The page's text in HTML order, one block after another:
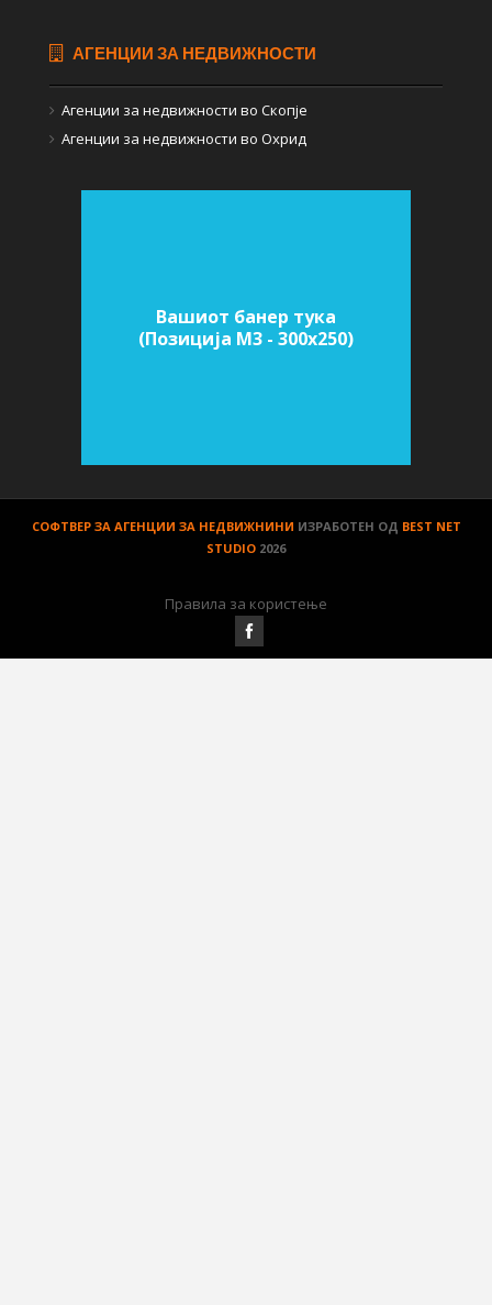
АГЕНЦИИ ЗА НЕДВИЖНОСТИ
Агенции за недвижности во Скопје
Агенции за недвижности во Охрид
Вашиот банер тука
(Позиција M3 - 300х250)
СОФТВЕР ЗА АГЕНЦИИ ЗА НЕДВИЖНИНИ ИЗРАБОТЕН ОД BEST NET
STUDIO 2026
Правила за користење